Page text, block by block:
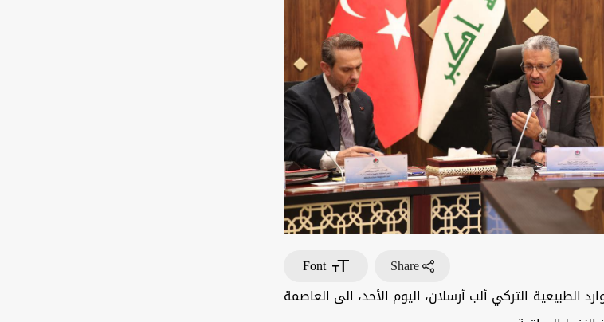
Share
Font
الطبيعية التركي ألب أرسلان، اليوم الأحد، الى العاصمة